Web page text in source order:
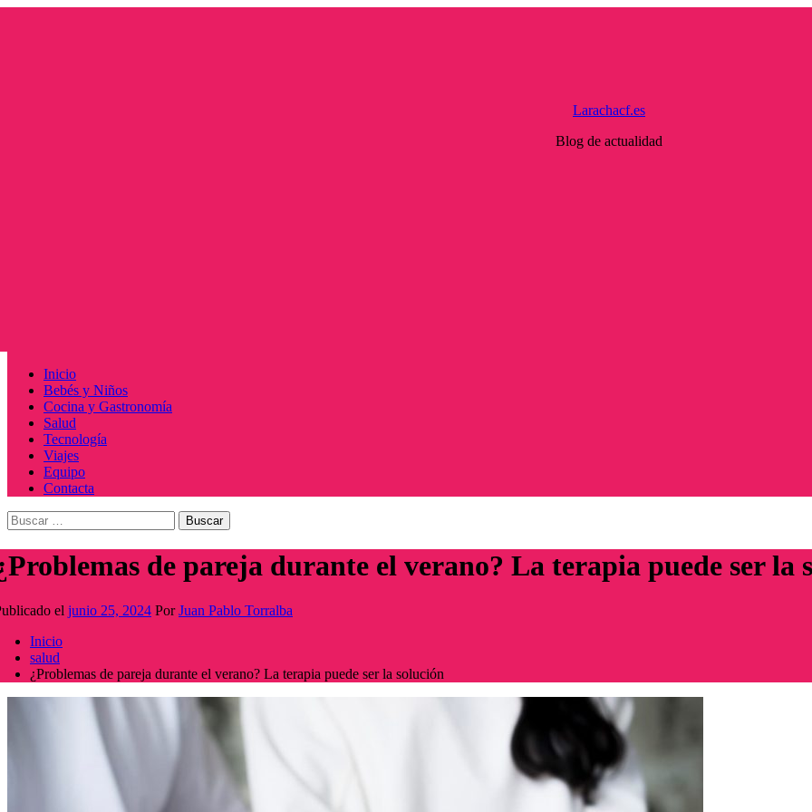
Larachacf.es
Blog de actualidad
Menú
principal
Inicio
Bebés y Niños
Cocina y Gastronomía
Salud
Tecnología
Viajes
Equipo
Contacta
Buscar:
de pareja durante el verano? La terapia puede ser la
el junio 25, 2024 PorJuan Pablo Torralba
Inicio
salud
¿Problemas de pareja durante el verano? La terapia puede ser la solución